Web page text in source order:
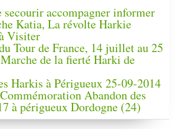
secourir accompagner informer
Katia, La révolte Harkie
Visiter
Tour de France, 14 juillet au 25
de la fierté Harki de
Harkis à Périgueux 25-09-2014
Abandon des
à périgueux Dordogne (24)